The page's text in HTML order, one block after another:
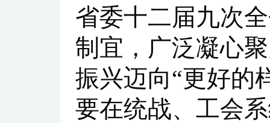
省委十二届九次
制宜，广泛凝心
振兴迈向“更好的
要在统战、工会